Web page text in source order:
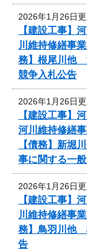
2026年1月26日
【建設工事
川維持修繕事
務】根尾川他
競争入札公告
2026年1月26日
【建設工事】
河川維持修繕
【債務】新堀
事に関する一
2026年1月26日
【建設工事
川維持修繕事
務】鳥羽川他
告